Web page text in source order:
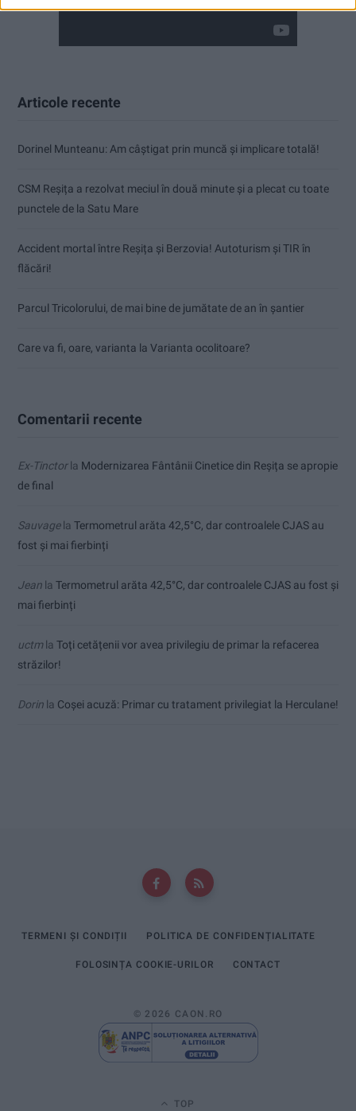
Articole recente
Dorinel Munteanu: Am câștigat prin muncă și implicare totală!
CSM Reșița a rezolvat meciul în două minute și a plecat cu toate
punctele de la Satu Mare
Accident mortal între Reșița și Berzovia! Autoturism și TIR în
flăcări!
Parcul Tricolorului, de mai bine de jumătate de an în șantier
Care va fi, oare, varianta la Varianta ocolitoare?
Comentarii recente
Ex-Tinctorla Modernizarea Fântânii Cinetice din Reșița se apropie
de final
Sauvagela Termometrul arăta 42,5°C, dar controalele CJAS au
fost și mai fierbinți
Jean la Termometrul arăta 42,5°C, dar controalele CJAS au fost și
mai fierbinți
uctmla Toți cetățenii vor avea privilegiu de primar la refacerea
străzilor!
Dorin la Coșei acuză: Primar cu tratament privilegiat la Herculane!
TERMENI ȘI CONDIȚII POLITICA DE CONFIDENȚIALITATE
FOLOSINȚA COOKIE-URILOR CONTACT
© 2026 CAON.RO
TOP